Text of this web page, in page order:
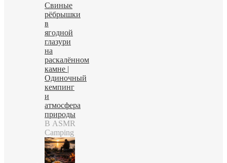
Свиные
рёбрышки
в
ягодной
глазури
на
раскалённом
камне |
Одиночный
кемпинг
и
атмосфера
природы
В ASMR
Camping